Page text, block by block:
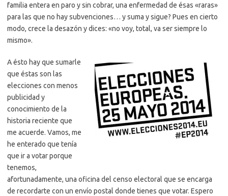
familia entera en paro y sin cobrar, una enfermedad de ésas «raras»
para las que no hay subvenciones… y suma y sigue? Pues en cierto
modo, crece la desazón y dices: «no voy, total, va ser siempre lo
mismo».
A ésto hay que sumarle
que éstas son las
elecciones con menos
publicidad y
conocimiento de la
historia reciente que
me acuerde. Vamos, me
he enterado que tenía
que ir a votar porque
tenemos,
afortunadamente, una oficina del censo electoral que se encarga
de recordarte con un envío postal donde tienes que votar. Espero